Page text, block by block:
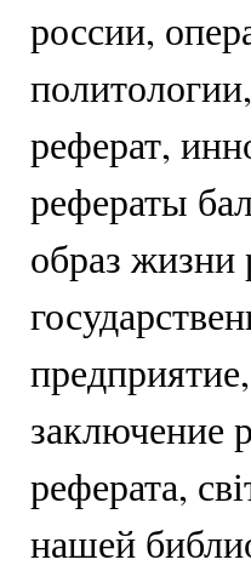
россии,
реферат,
рефераты
образ жизни
заключение
реферата,
нашей